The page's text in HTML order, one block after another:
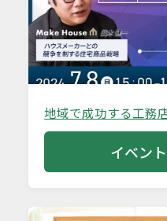
地域で成功する工務
イベン